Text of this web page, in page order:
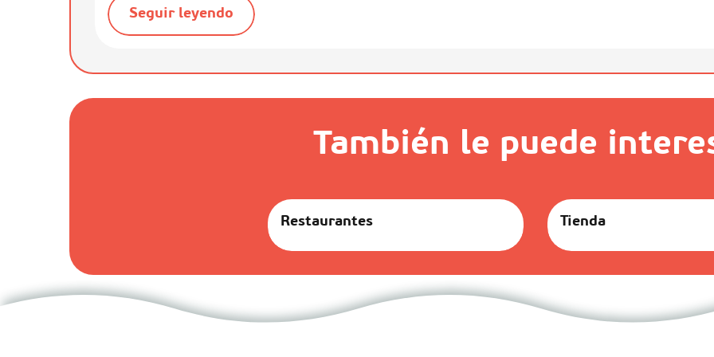
Seguir leyendo
También le puede
Restaurantes Tienda